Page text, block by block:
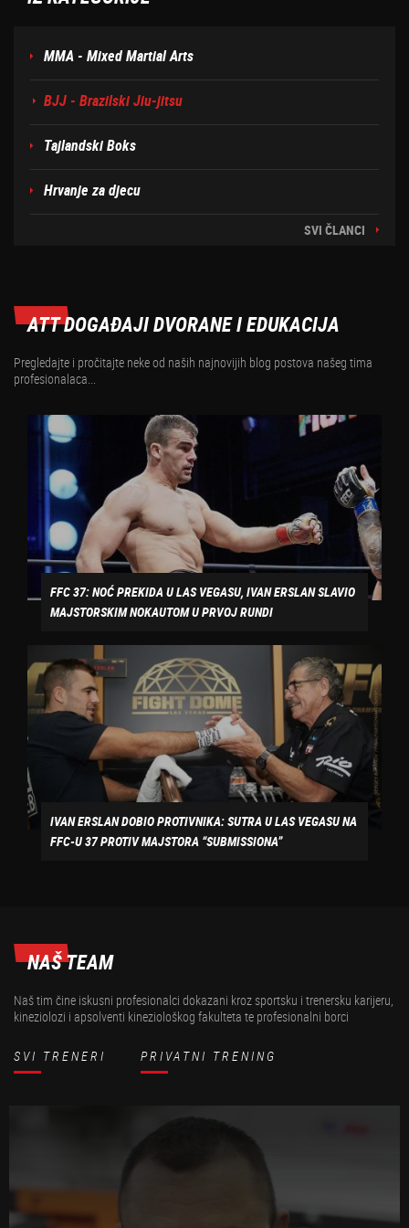
MMA - Mixed Martial Arts
BJJ - Brazilski Jiu-jitsu
Tajlandski Boks
Hrvanje za djecu
SVI ČLANCI
ATT DOGAĐAJI DVORANE I EDUKACIJA
Pregledajte i pročitajte neke od naših najnovijih blog postova našeg tima
profesionalaca...
FFC 37: NOĆ PREKIDA U LAS VEGASU, IVAN ERSLAN SLAVIO
MAJSTORSKIM NOKAUTOM U PRVOJ RUNDI
IVAN ERSLAN DOBIO PROTIVNIKA: SUTRA U LAS VEGASU NA
FFC-U 37 PROTIV MAJSTORA “SUBMISSIONA”
NAŠ TEAM
Naš tim čine iskusni profesionalci dokazani kroz sportsku i trenersku karijeru,
kineziolozi i apsolventi kineziološkog fakulteta te profesionalni borci
SVI TRENERI PRIVATNI TRENING